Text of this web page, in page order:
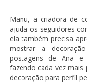
Manu, a criadora de
ajuda os seguidores
ela também precisa
mostrar a
postagens de Ana e
fazendo cada vez
decoração para perfil